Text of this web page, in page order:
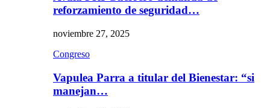
reforzamiento de seguridad…
noviembre 27, 2025
Congreso
Vapulea Parra a titular del Bienestar: “si
manejan…